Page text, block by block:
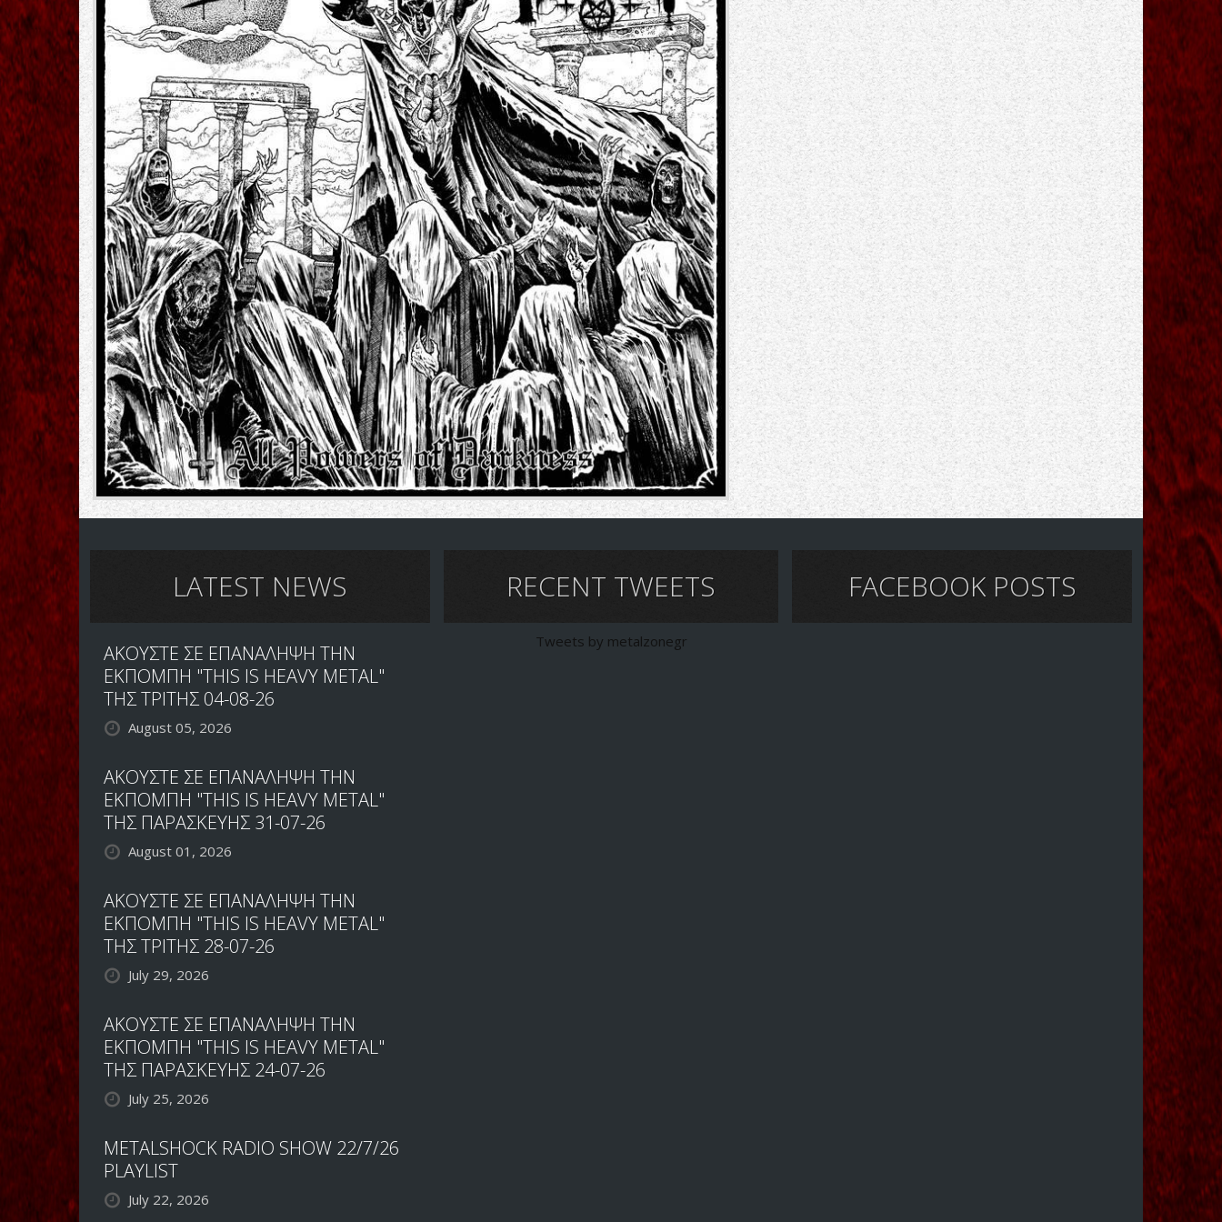
LATEST NEWS
ΑΚΟΥΣΤΕ ΣΕ ΕΠΑΝΑΛΗΨΗ ΤΗΝ
ΕΚΠΟΜΠΗ "THIS IS HEAVY METAL"
ΤΗΣ ΤΡΙΤΗΣ 04-08-26
August 05, 2026
ΑΚΟΥΣΤΕ ΣΕ ΕΠΑΝΑΛΗΨΗ ΤΗΝ
ΕΚΠΟΜΠΗ "THIS IS HEAVY METAL"
ΤΗΣ ΠΑΡΑΣΚΕΥΗΣ 31-07-26
August 01, 2026
ΑΚΟΥΣΤΕ ΣΕ ΕΠΑΝΑΛΗΨΗ ΤΗΝ
ΕΚΠΟΜΠΗ "THIS IS HEAVY METAL"
ΤΗΣ ΤΡΙΤΗΣ 28-07-26
July 29, 2026
ΑΚΟΥΣΤΕ ΣΕ ΕΠΑΝΑΛΗΨΗ ΤΗΝ
ΕΚΠΟΜΠΗ "THIS IS HEAVY METAL"
ΤΗΣ ΠΑΡΑΣΚΕΥΗΣ 24-07-26
July 25, 2026
METALSHOCK RADIO SHOW 22/7/26
PLAYLIST
July 22, 2026
RECENT TWEETS
Tweets by metalzonegr
FACEBOOK POSTS